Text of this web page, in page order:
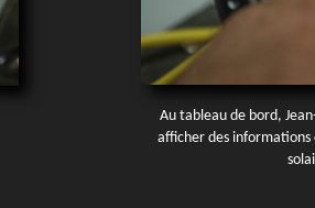
Au tableau de bord,
afficher des